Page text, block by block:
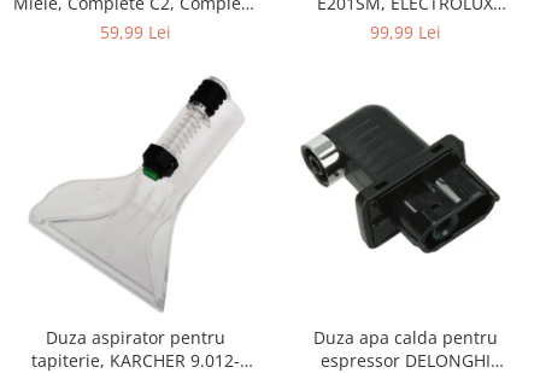
C3, Classic C1, S8, S5, S2,
59,99 Lei
9001684811, CLASSIC LONG
99,99 Lei
Duza aspirator pentru
tapiterie, KARCHER 9.012-
Duza apa calda pentru
espressor DELONGHI